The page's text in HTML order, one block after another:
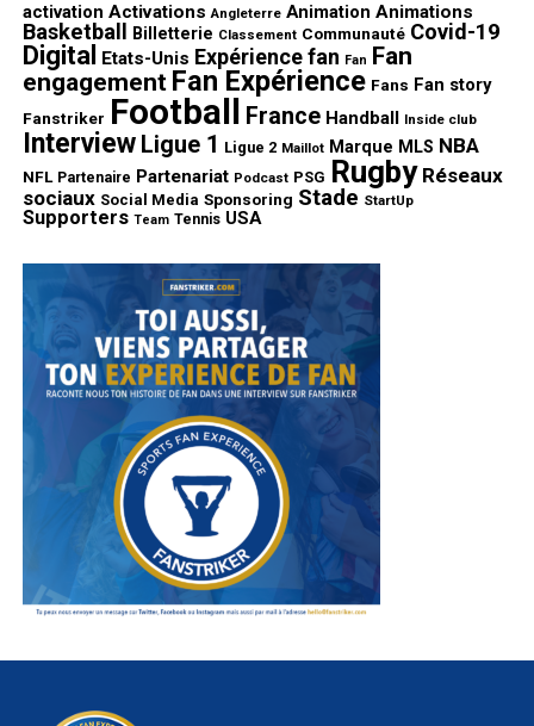
activation Activations Angleterre Animation Animations
Basketball Billetterie Classement Communauté Covid-19
Digital Etats-Unis Expérience fan Fan Fan
engagement Fan Expérience Fans Fan story
Fanstriker Football France Handball Inside club
Interview Ligue 1 Ligue 2 Maillot Marque MLS NBA
NFL Partenaire Partenariat Podcast PSG Rugby Réseaux
sociaux Social Media Sponsoring Stade StartUp
Supporters Team Tennis USA